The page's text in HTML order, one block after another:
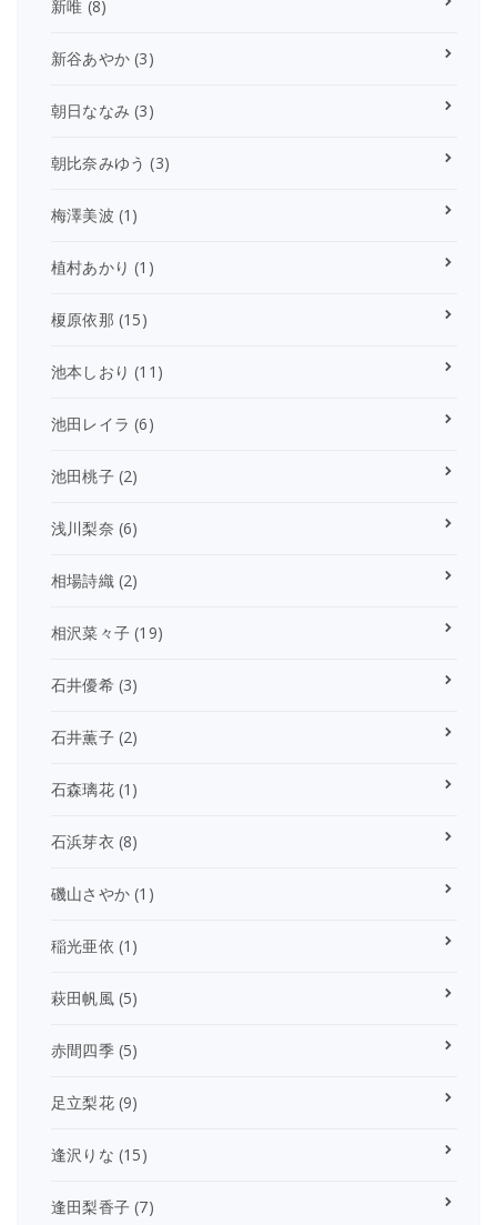
新唯 (8)
新谷あやか (3)
朝日ななみ (3)
朝比奈みゆう (3)
梅澤美波 (1)
植村あかり (1)
榎原依那 (15)
池本しおり (11)
池田レイラ (6)
池田桃子(2)
浅川梨奈 (6)
相場詩織(2)
相沢菜々子 (19)
石井優希(3)
石井薫子(2)
石森璃花(1)
石浜芽衣 (8)
磯山さやか (1)
稲光亜依 (1)
萩田帆風(5)
赤間四季(5)
足立梨花(9)
逢沢りな (15)
逢田梨香子 (7)